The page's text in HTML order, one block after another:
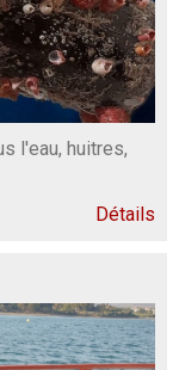
l'eau, huitres,
Détails